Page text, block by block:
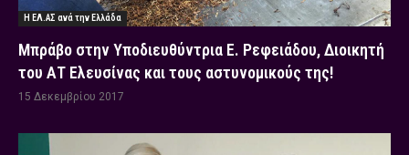
Η ΕΛ.ΑΣ ανά την Ελλάδα
Μπράβο στην Υποδιευθύντρια Ε. Ρεφειάδου, Διοικητή
του ΑΤ Ελευσίνας και τους αστυνομικούς της!
15 Δεκεμβρίου 2017